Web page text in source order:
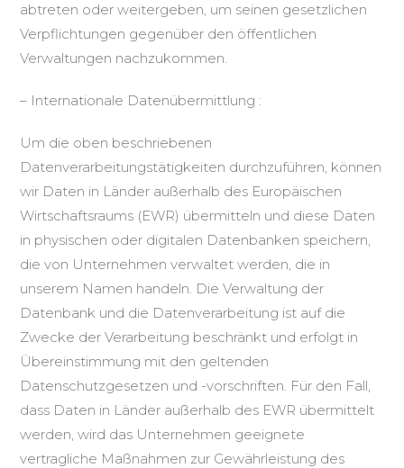
abtreten oder weitergeben, um seinen gesetzlichen
Verpflichtungen gegenüber den öffentlichen
Verwaltungen nachzukommen.
– Internationale Datenübermittlung :
Um die oben beschriebenen
Datenverarbeitungstätigkeiten durchzuführen, können
wir Daten in Länder außerhalb des Europäischen
Wirtschaftsraums (EWR) übermitteln und diese Daten
in physischen oder digitalen Datenbanken speichern,
die von Unternehmen verwaltet werden, die in
unserem Namen handeln. Die Verwaltung der
Datenbank und die Datenverarbeitung ist auf die
Zwecke der Verarbeitung beschränkt und erfolgt in
Übereinstimmung mit den geltenden
Datenschutzgesetzen und -vorschriften. Für den Fall,
dass Daten in Länder außerhalb des EWR übermittelt
werden, wird das Unternehmen geeignete
vertragliche Maßnahmen zur Gewährleistung des